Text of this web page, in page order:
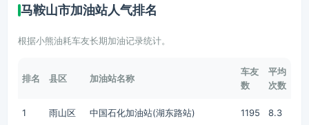
马鞍山市加油站人气排名
根据小熊油耗车友长期加油记录统计。
排名 县区 加油站名称
车友
数
平均
次数
1 雨山区 中国石化加油站(湖东路站) 1195 8.3